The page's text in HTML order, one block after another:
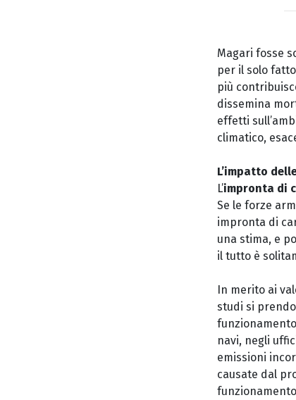
Magari fosse
per il solo
più
dissemina
effetti
climatico,
L’impatto
L’impronta di
Se le forze
impronta di
una stima, e
il tutto è
In merito ai
studi si
navi, negli
emissioni
causate dal